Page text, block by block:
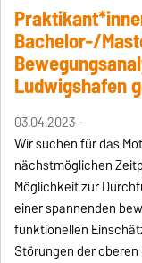
Bachelor-/
Ludwigshafen
03.04.2023 -
Wir suchen für das
nächstmöglichen
Möglichkeit zur
einer spannenden
funktionellen
Störungen der